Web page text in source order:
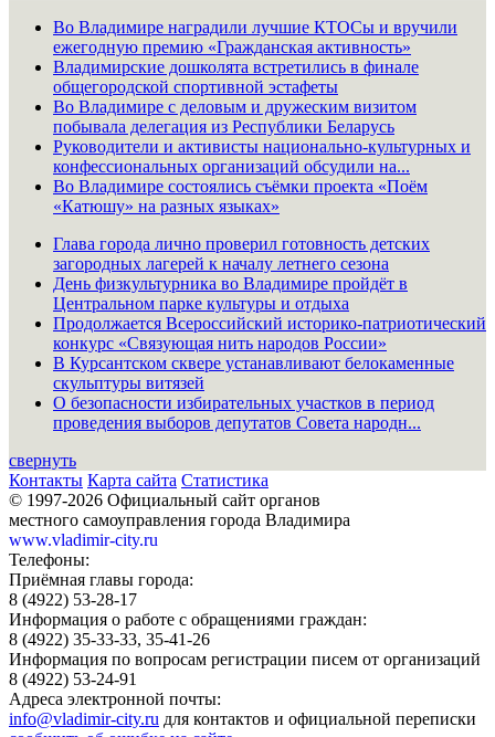
Во Владимире наградили лучшие КТОСы и вручили
ежегодную премию «Гражданская активность»
Владимирские дошколята встретились в финале
общегородской спортивной эстафеты
Во Владимире с деловым и дружеским визитом
побывала делегация из Республики Беларусь
Руководители и активисты национально-культурных и
конфессиональных организаций обсудили на...
Во Владимире состоялись съёмки проекта «Поём
«Катюшу» на разных языках»
Глава города лично проверил готовность детских
загородных лагерей к началу летнего сезона
День физкультурника во Владимире пройдёт в
Центральном парке культуры и отдыха
Продолжается Всероссийский историко-патриотический
конкурс «Связующая нить народов России»
В Курсантском сквере устанавливают белокаменные
скульптуры витязей
О безопасности избирательных участков в период
проведения выборов депутатов Совета народн...
свернуть
Контакты Карта сайта Статистика
© 1997-2026 Официальный сайт органов
местного самоуправления города Владимира
www.vladimir-city.ru
Телефоны:
Приёмная главы города:
8 (4922) 53-28-17
Информация о работе с обращениями граждан:
8 (4922) 35-33-33, 35-41-26
Информация по вопросам регистрации писем от организаций
8 (4922) 53-24-91
Адреса электронной почты:
info@vladimir-city.ru для контактов и официальной переписки